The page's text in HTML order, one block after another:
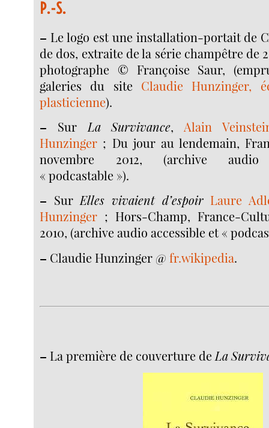
P.-S.
– Le logo est une installation-portait de
de dos, extraite de la série champêtre de
photographe © Françoise Saur,
galeries du site Claudie Hunzinger,
plasticienne).
– Sur La Survivance, Alain
Hunzinger ; Du jour au lendemain,
novembre 2012, (archive
« podcastable »).
– Sur Elles vivaient d’espoir Laure
Hunzinger ; Hors-Champ, France-
2010, (archive audio accessible et «
– Claudie Hunzinger @fr.wikipedia.
– La première de couverture deLa